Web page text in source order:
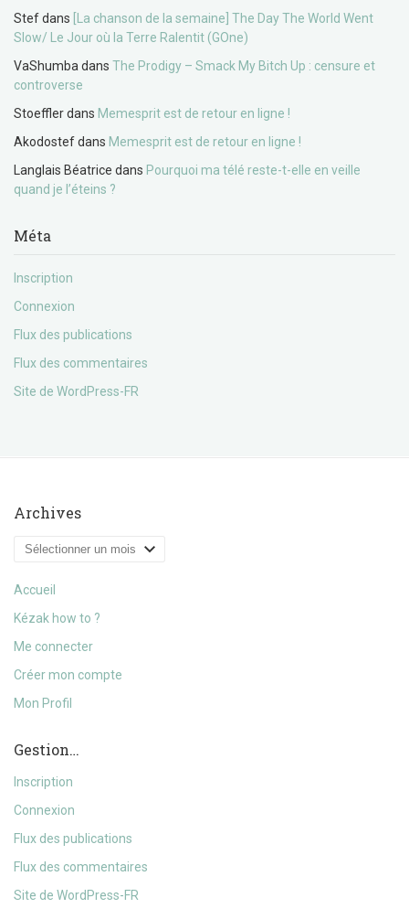
Stefdans
[La chanson de la semaine] The Day The World Went
Slow/ Le Jour où la Terre Ralentit (GOne)
VaShumba dans The Prodigy – Smack My Bitch Up : censure et
controverse
Stoefflerdans Memesprit est de retour en ligne !
Akodostefdans Memesprit est de retour en ligne !
Langlais Béatrice dans Pourquoi ma télé reste-t-elle en veille
quand je l’éteins ?
Méta
Inscription
Connexion
Flux des publications
Flux des commentaires
Site de WordPress-FR
Archives
Archives
Accueil
Kézak how to ?
Me connecter
Créer mon compte
Mon Profil
Gestion…
Inscription
Connexion
Flux des publications
Flux des commentaires
Site de WordPress-FR